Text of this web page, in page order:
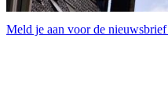
Meld je aan voor de nieuwsbrief